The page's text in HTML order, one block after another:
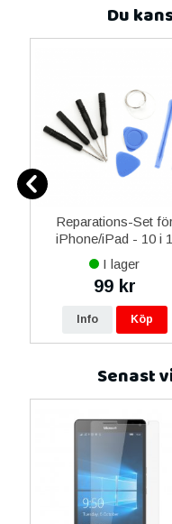
Du
Reparations-Set
iPhone/iPad - 10 i 1
I lager
99 kr
Info Köp
Senast